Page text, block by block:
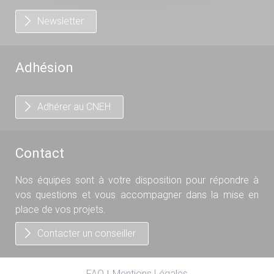
Newsletter
Adhésion
Adhérer au CNEH
Contact
Nos équipes sont à votre disposition pour répondre à
vos questions et vous accompagner dans la mise en
place de vos projets.
Contacter un conseiller